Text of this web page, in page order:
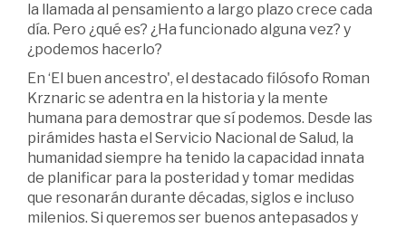
la llamada al pensamiento a largo plazo crece cada
día. Pero ¿qué es? ¿Ha funcionado alguna vez? y
¿podemos hacerlo?
En ‘El buen ancestro', el destacado filósofo Roman
Krznaric se adentra en la historia y la mente
humana para demostrar que sí podemos. Desde las
pirámides hasta el Servicio Nacional de Salud, la
humanidad siempre ha tenido la capacidad innata
de planificar para la posteridad y tomar medidas
que resonarán durante décadas, siglos e incluso
milenios. Si queremos ser buenos antepasados y